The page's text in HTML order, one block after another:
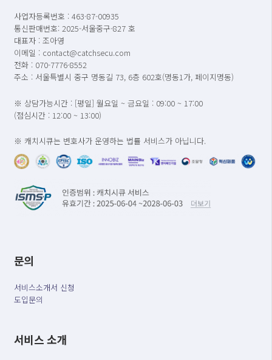
사업자등록번호 : 463-87-00935
통신판매번호: 2025-서울중구-827 호
대표자 : 조아영
이메일 : contact@catchsecu.com
전화 : 070-7776-8552
주소 : 서울특별시 중구 명동길 73, 6층 602호(명동1가, 페이지명동)
※ 상담가능시간 : [평일] 월요일 ~ 금요일 : 09:00 ~ 17:00
(점심시간 : 12:00 ~ 13:00)
※ 캐치시큐는 변호사가 운영하는 법률 서비스가 아닙니다.
문의
서비스소개서 신청
도입문의
서비스 소개